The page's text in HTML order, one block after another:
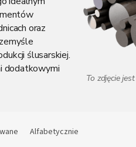
oraz
ślusarskiej.
dodatkowymi
Alfabetycznie